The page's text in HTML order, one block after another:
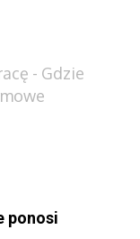
- Gdzie
ponosi